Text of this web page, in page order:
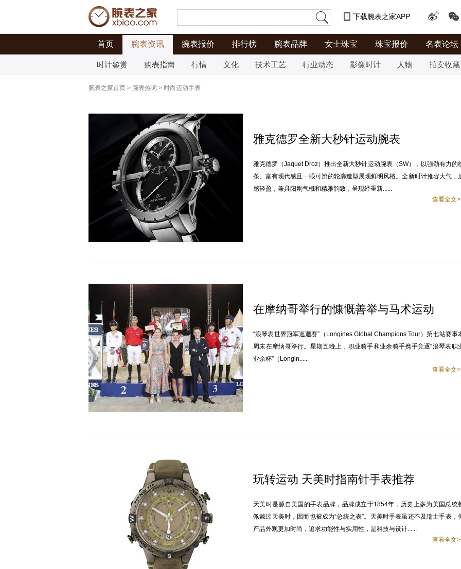
下载腕表之家APP
首页 腕表资讯 腕表报价 排行榜 腕表品牌 女士珠宝 珠宝报价 名表论坛
时计鉴赏 购表指南 行情 文化 技术工艺 行业动态 影像时计 人物 拍卖收藏
腕表之家首页 > 腕表热词 > 时尚运动手表
雅克德罗全新大秒针运动腕表
雅克德罗（Jaquet Droz）推出全新大秒针运动腕表（SW），以强劲有力的
条、富有现代感且一眼可辨的轮廓造型展现鲜明风格。全新时计雍容大气，
感轻盈，兼具阳刚气概和精雅韵致，呈现经重新......
查看全文
在摩纳哥举行的慷慨善举与马术运动
“浪琴表世界冠军巡迴赛”（Longines Global Champions Tour）第七站赛事
周末在摩纳哥举行。星期五晚上，职业骑手和业余骑手携手竞逐“浪琴表职
业余杯”（Longin......
查看全文
玩转运动 天美时指南针手表推荐
天美时是源自美国的手表品牌，品牌成立于1854年，历史上多为美国总统
佩戴过天美时，因而也被成为“总统之表”。天美时手表虽还不及瑞士手表，
产品外观更加时尚，追求功能性与实用性，是科技与设计......
查看全文